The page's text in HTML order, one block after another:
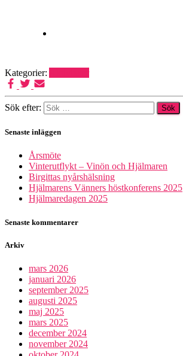
Kategorier:
Sök efter:
Senaste inläggen
Årsmöte
Vinterutflykt – Vinön och Hjälmaren
Birgittas nyårshälsning
Hjälmarens Vänners höstkonferens 2025
Hjälmaredagen 2025
Senaste kommentarer
Arkiv
mars 2026
januari 2026
september 2025
augusti 2025
maj 2025
mars 2025
december 2024
november 2024